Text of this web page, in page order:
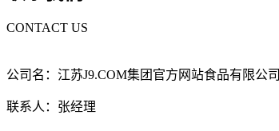
CONTACT US
公司名：江苏J9.COM集团官方网站食品有限公司
联系人：张经理